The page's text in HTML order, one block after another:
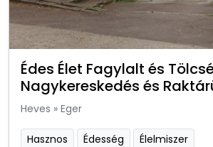
Édes Élet Fagylalt és
Nagykereskedés és
Heves » Eger
Hasznos Édesség Élelmiszer